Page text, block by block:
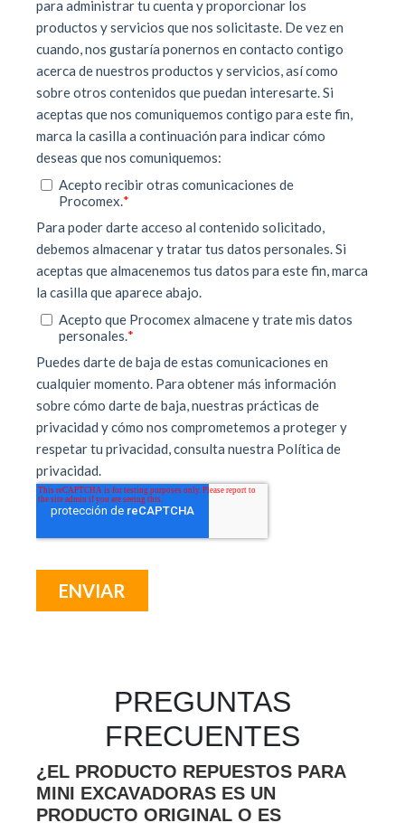
PREGUNTAS
FRECUENTES
¿EL PRODUCTO REPUESTOS PARA
MINI EXCAVADORAS ES UN
PRODUCTO ORIGINAL O ES